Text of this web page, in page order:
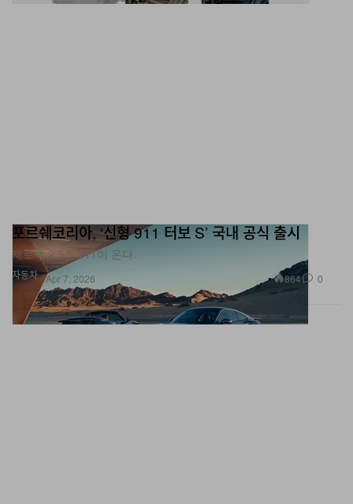
자동차
포르쉐코리아, ‘신형 911 터보 S’ 국내 공식 출시
제로백 2.5초 911이 온다.
Apr 7, 2026 864 0